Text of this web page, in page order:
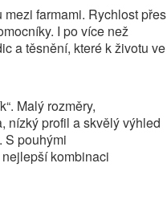
farmami. Rychlost přes
I po více než
a těsnění, které k životu ve
Malý rozměry,
nízký profil a skvělý výhled
S pouhými
kombinaci